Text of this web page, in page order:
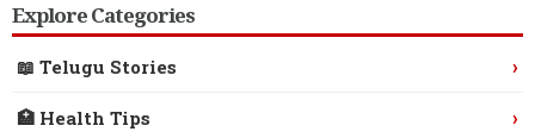
Explore Categories
📖 Telugu Stories ›
🏥 Health Tips ›